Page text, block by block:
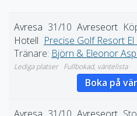
31/10
Precise Golf Resort
Tränare: Björn & Eleonor
Fullbokad, väntelista
Boka på